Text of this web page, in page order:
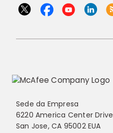
Sede da Empresa
6220 America Center Drive
San Jose, CA 95002 EUA